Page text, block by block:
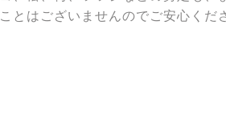
とはございませんのでご安心くだ